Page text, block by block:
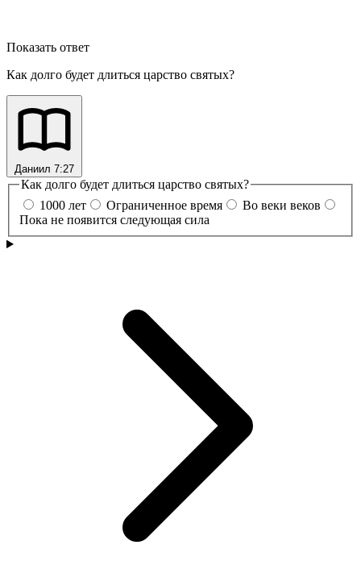
Показать ответ
Как долго будет длиться царство святых?
Даниил 7:27
Как долго будет длиться царство святых?
1000 лет
Ограниченное время
Во веки веков
Пока не появится следующая сила